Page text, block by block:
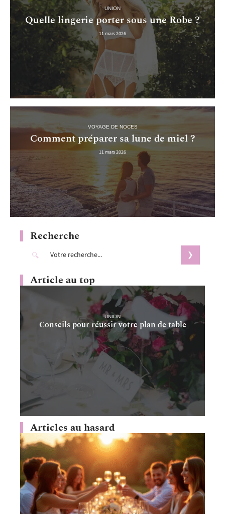
UNION
Quelle lingerie porter sous une Robe ?
11 mars 2026
VOYAGE DE NOCES
Comment préparer sa lune de miel ?
11 mars 2026
Recherche
Article au top
UNION
Conseils pour réussir votre plan de table
Articles au hasard